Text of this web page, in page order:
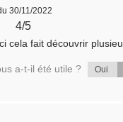
30/11/2022
4/5
cela fait découvrir
a-t-il été utile ? Oui